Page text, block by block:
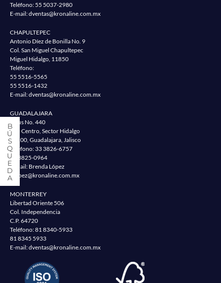
Teléfono: 55 5037-2980
E-mail:dventas@kronaline.com.mx
CHAPULTEPEC
Antonio Díez de Bonilla No. 9
Col. San Miguel Chapultepec
Miguel Hidalgo, 11850
Teléfono:
55 5516-5565
55 5516-1432
E-mail:dventas@kronaline.com.mx
GUADALAJARA
Jesus No. 440
Col. Centro, Sector Hidalgo
44200, Guadalajara, Jalisco
Teléfono: 33 3826-6757
33 3825-0964
E-mail: Brenda López
blopez@kronaline.com.mx
MONTERREY
Libertad Oriente 506
Col. Independencia
C.P. 64720
Teléfono:81 8340-5933
81 8345 5933
E-mail:dventas@kronaline.com.mx